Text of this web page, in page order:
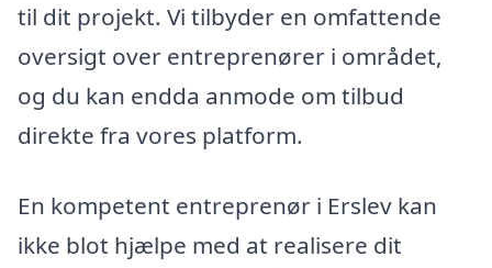
til dit projekt. Vi tilbyder en omfattende
oversigt over entreprenører i området,
og du kan endda anmode om tilbud
direkte fra vores platform.
En kompetent entreprenør i Erslev kan
ikke blot hjælpe med at realisere dit